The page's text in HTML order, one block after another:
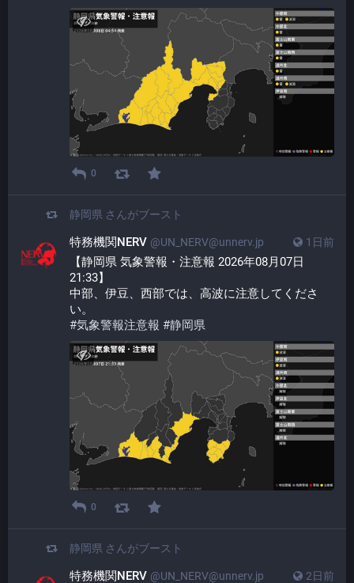
0
静岡県 さんがブースト
1日前
特務機関NERV @UN_NERV@unnerv.jp
【静岡県 気象警報・注意報 2026年08月07日
21:33】
中部、伊豆、西部では、高波に注意してくださ
い。
#気象警報注意報 #静岡県
0
静岡県 さんがブースト
2日前
特務機関NERV @UN_NERV@unnerv.jp